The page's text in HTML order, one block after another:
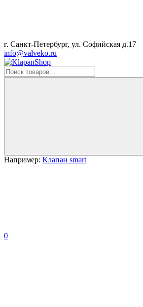
г. Санкт-Петербург, ул. Софийская д.17
info@valveko.ru
Например: Клапан smart
0